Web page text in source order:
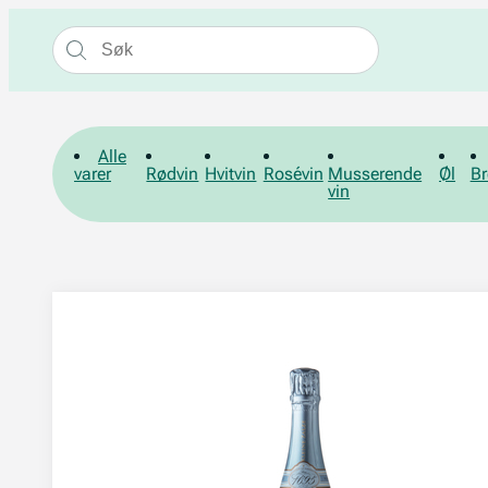
Alle
varer
Rødvin Hvitvin Rosévin Musserende
vin
Øl